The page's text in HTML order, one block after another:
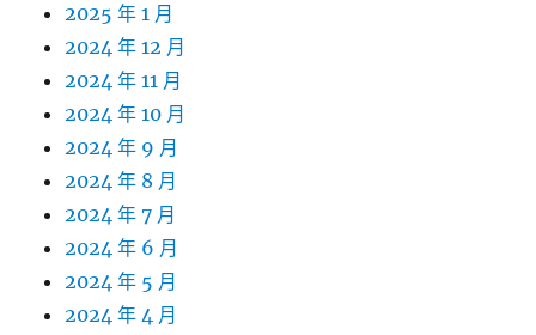
2025 年 1 月
2024 年 12 月
2024 年 11 月
2024 年 10 月
2024 年 9 月
2024 年 8 月
2024 年 7 月
2024 年 6 月
2024 年 5 月
2024 年 4 月